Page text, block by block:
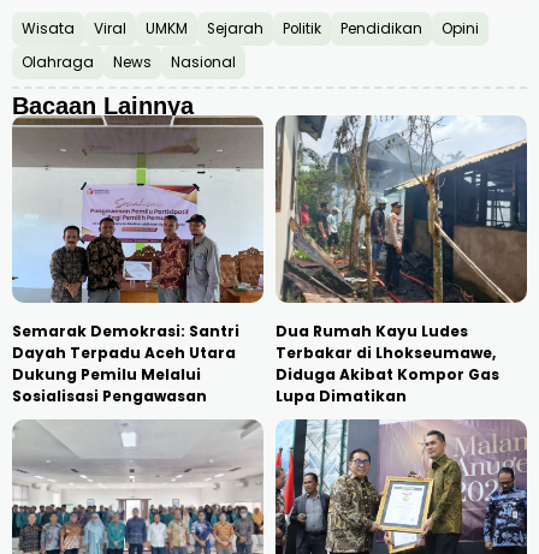
Wisata Viral UMKM Sejarah Politik Pendidikan
Opini
Olahraga
News Nasional
Bacaan Lainnya
Semarak Demokrasi: Santri
Dayah Terpadu Aceh Utara
Dukung Pemilu Melalui
Sosialisasi Pengawasan
Dua Rumah Kayu Ludes
Terbakar di Lhokseumawe,
Diduga Akibat Kompor Gas
Lupa Dimatikan